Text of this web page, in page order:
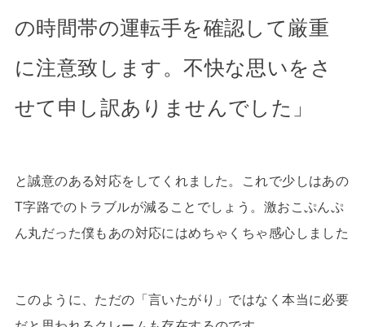
の時間帯の運転手を確認して厳重
に注意致します。不快な思いをさ
せて申し訳ありませんでした」
と誠意のある対応をしてくれました。これで少しはあの
T字路でのトラブルが減ることでしょう。激おこぷんぷ
ん丸だった僕もあの対応にはめちゃくちゃ感心しました
このように、ただの「言いたがり」ではなく本当に必要